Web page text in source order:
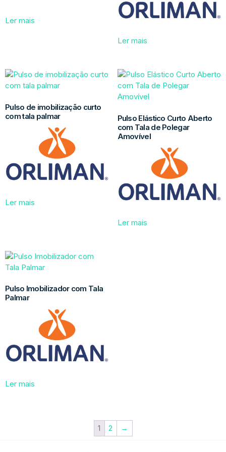
Ler mais
Ler mais
Pulso de imobilização curto
com tala palmar
Ler mais
Pulso Elástico Curto Aberto
com Tala de Polegar
Amovível
Ler mais
Pulso Imobilizador com Tala
Palmar
Ler mais
1 2 →